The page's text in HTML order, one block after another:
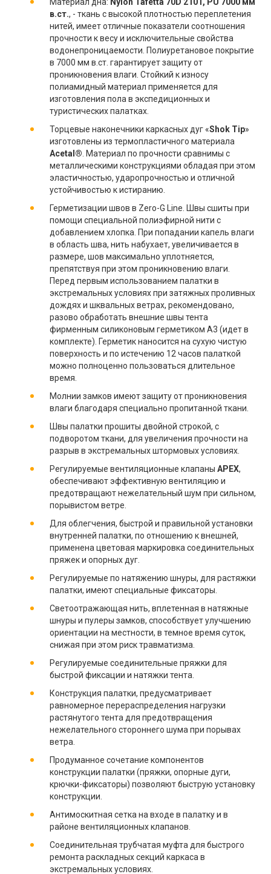
в.ст., - ткань с высокой плотностью переплетения
нитей, имеет отличные показатели соотношения
прочности к весу и исключительные свойства
водонепроницаемости. Полиуретановое покрытие
в 7000 мм в.ст. гарантирует защиту от
проникновения влаги. Стойкий к износу
полиамидный материал применяется для
изготовления пола в экспедиционных и
туристических палатках.
Торцевые наконечники каркасных дуг «Shok Tip»
изготовлены из термопластичного материала
Acetal® . Материал по прочности сравнимы с
металлическими конструкциями обладая при этом
эластичностью, ударопрочностью и отличной
устойчивостью к истиранию.
Герметизации швов в Zero-G Line. Швы сшиты при
помощи специальной полиэфирной нити с
добавлением хлопка. При попадании капель влаги
в область шва, нить набухает, увеличивается в
размере, шов максимально уплотняется,
препятствуя при этом проникновению влаги.
Перед первым использованием палатки в
экстремальных условиях при затяжных проливных
дождях и шквальных ветрах, рекомендовано,
разово обработать внешние швы тента
фирменным силиконовым герметиком А3 (идет в
комплекте). Герметик наносится на сухую чистую
поверхность и по истечению 12 часов палаткой
можно полноценно пользоваться длительное
время.
Молнии замков имеют защиту от проникновения
влаги благодаря специально пропитанной ткани.
Швы палатки прошиты двойной строкой, с
подворотом ткани, для увеличения прочности на
разрыв в экстремальных штормовых условиях.
Регулируемые вентиляционные клапаны APEX,
обеспечивают эффективную вентиляцию и
предотвращают нежелательный шум при сильном,
порывистом ветре.
Для облегчения, быстрой и правильной установки
внутренней палатки, по отношению к внешней,
применена цветовая маркировка соединительных
пряжек и опорных дуг.
Регулируемые по натяжению шнуры, для растяжки
палатки, имеют специальные фиксаторы.
Светоотражающая нить, вплетенная в натяжные
шнуры и пулеры замков, способствует улучшению
ориентации на местности, в темное время суток,
снижая при этом риск травматизма.
Регулируемые соединительные пряжки для
быстрой фиксации и натяжки тента.
Конструкция палатки, предусматривает
равномерное перераспределения нагрузки
растянутого тента для предотвращения
нежелательного стороннего шума при порывах
ветра.
Продуманное сочетание компонентов
конструкции палатки (пряжки, опорные дуги,
крючки-фиксаторы) позволяют быструю установку
конструкции.
Антимоскитная сетка на входе в палатку и в
районе вентиляционных клапанов.
Соединительная трубчатая муфта для быстрого
ремонта раскладных секций каркаса в
экстремальных условиях.